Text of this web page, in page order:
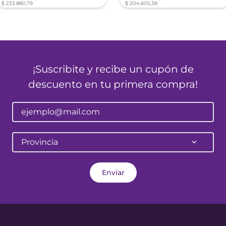
$ 233.880,79
$ 204.605,38
¡Suscribite y recibe un cupón de
descuento en tu primera compra!
Provincia
Enviar